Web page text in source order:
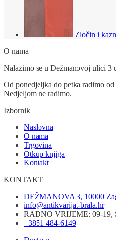
Zločin i
O nama
Nalazimo se u Dežmanovoj ulici 3
Od ponedjeljka do petka radimo
Nedjeljom ne radimo.
Izbornik
Naslovna
O nama
Trgovina
Otkup knjiga
Kontakt
KONTAKT
DEŽMANOVA 3, 10000
info@antikvarijat-brala.hr
RADNO VRIJEME: 09-19,
+3851 484-6149